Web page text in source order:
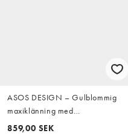
ASOS DESIGN – Gulblommig
maxiklänning med
bardotringning, volang,
859,00 SEK